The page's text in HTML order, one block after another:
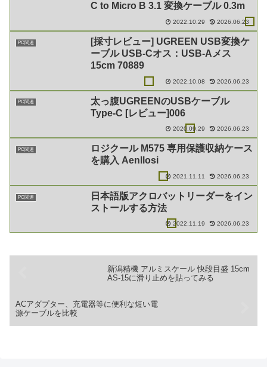
C to Micro B 3.1 変換ケーブル 0.3m
2022.10.29 2026.06.23
PC関連
[採寸レビュー] UGREEN USB変換ケ
ーブル USB-Cオス：USB-Aメス
15cm 70889
2022.10.08 2026.06.23
PC関連
太っ腹UGREENのUSBケーブル
Type-C [レビュー]006
2020.09.29 2026.06.23
PC関連
ロジクール M575 専用保護収納ケース
を購入 Aenllosi
2021.11.11 2026.06.23
PC関連
日本語版アクロバットリーダーをイン
ストールする方法
2022.11.19 2026.06.23
新潟精機 アルミスケール 快段目盛 15cm
AS-15に滑り止めを貼ってみる
ACアダプター、充電器等に便利な短い電
源ケーブルを比較